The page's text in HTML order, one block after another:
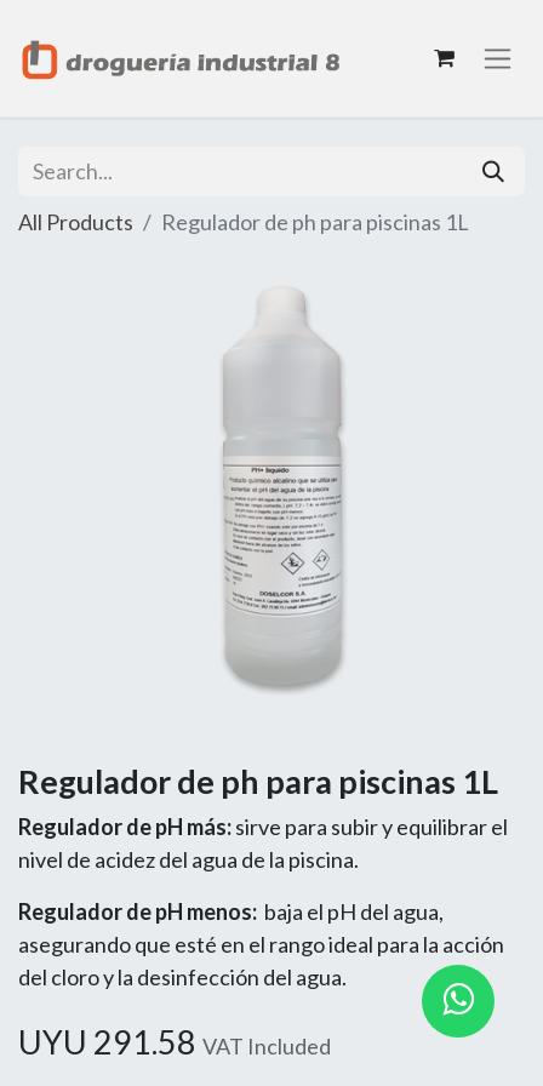
All Products Regulador de ph para piscinas 1L
Regulador de ph para piscinas 1L
Regulador de pH más:sirve para subir y equilibrar el
nivel de acidez del agua de la piscina.
Regulador de pH menos: baja el pH del agua,
asegurando que esté en el rango ideal para la acción
del cloro y la desinfección del agua.
UYU 291.58 VAT Included